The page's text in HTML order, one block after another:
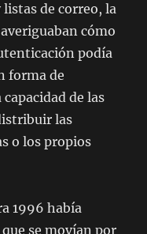
listas de correo, la
cómo
podía
forma de
capacidad de las
las
o los propios
1996 había
se movían por